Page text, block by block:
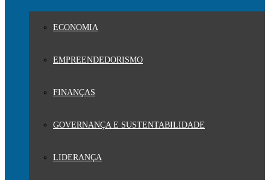
ECONOMIA
EMPREENDEDORISMO
FINANÇAS
GOVERNANÇA E SUSTENTABILIDADE
LIDERANÇA